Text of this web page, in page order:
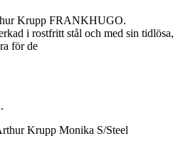
Krupp FRANKHUGO.
i rostfritt stål och med sin tidlösa,
för de
Krupp Monika S/Steel